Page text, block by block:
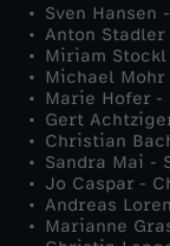
l
e
n
S
Sven
Anton
Miriam
Michael
Marie Hofer -
Gert
Christian
Sandra Mai -
Jo Caspar -
Andreas
Marianne